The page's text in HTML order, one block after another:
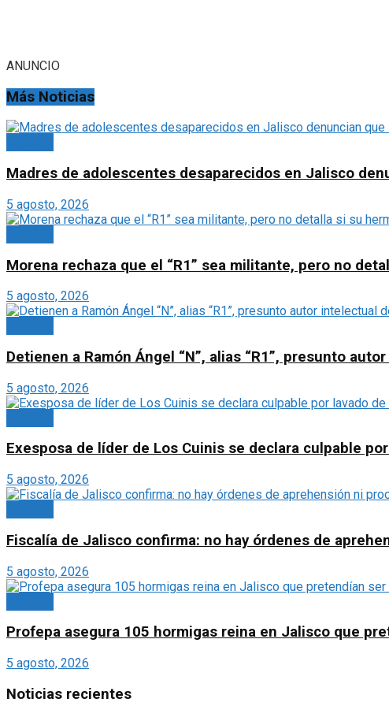
ANUNCIO
Más Noticias
Madres de adolescentes desaparecidos en Jalisco
5 agosto, 2026
Morena rechaza que el “R1” sea militante, pero no
5 agosto, 2026
Detienen a Ramón Ángel “N”, alias “R1”, presunto
5 agosto, 2026
Exesposa de líder de Los Cuinis se declara culpable
5 agosto, 2026
Fiscalía de Jalisco confirma: no hay órdenes de
5 agosto, 2026
Profepa asegura 105 hormigas reina en Jalisco que
5 agosto, 2026
Noticias recientes